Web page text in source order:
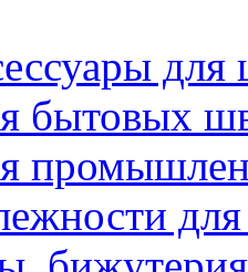
бытовых